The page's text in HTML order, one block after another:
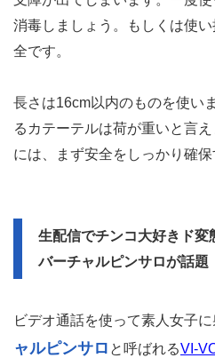
消毒しましょう。もしくは使
全です。
長さは16cm以内のものを使い
るカテーテルは荷が重いと言
には、まず安全をしっかり確保
生配信でチンコ大好きド変
バーチャルピンサロが話題
ビデオ通話を使って素人女子
ャルピンサロ と呼ばれるVI-